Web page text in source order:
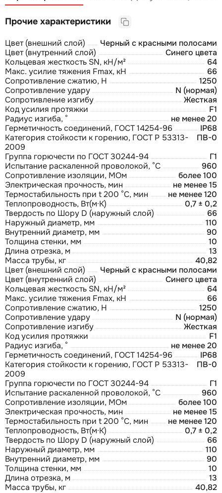
Прочие характеристики
Цвет (внешний слой)
Черный с красными полосами
Цвет (внутренний слой)
Синего цвета
Кольцевая жесткость SN, кН/м²
64
Макс. усилие тяжения Fmax, кН
66
Сопротивление сжатию, Н
1250
Сопротивление удару
N (нормая)
Сопротивление изгибу
Жесткая
Код усилия протяжки
F1
Радиус изгиба, °
не менее 20
Герметичность соединений, ГОСТ 14254-96
IP68
Категория стойкости к горению, ГОСТ Р 53313-
2009
ПВ-0
Группа горючести по ГОСТ 30244-94
Г1
Испытание раскаленной проволокой, °С
960
Сопротивление изоляции, МОм
более 100
Электрическая прочность, мин
не менее 15
Термостабильность при t 200 °С, мин
не менее 120
Теплопроводность, Вт(м·К)
0,7 ± 0,2
Твердость по Шору D (наружный слой)
66
Наружный диаметр, мм
110
Внутренний диаметр, мм
90
Толщина стенки, мм
10
Длина отрезка, м
13
Масса трубы, кг
40,82
Цвет (внешний слой)
Черный с красными полосами
Цвет (внутренний слой)
Синего цвета
Кольцевая жесткость SN, кН/м²
64
Макс. усилие тяжения Fmax, кН
66
Сопротивление сжатию, Н
1250
Сопротивление удару
N (нормая)
Сопротивление изгибу
Жесткая
Код усилия протяжки
F1
Радиус изгиба, °
не менее 20
Герметичность соединений, ГОСТ 14254-96
IP68
Категория стойкости к горению, ГОСТ Р 53313-
2009
ПВ-0
Группа горючести по ГОСТ 30244-94
Г1
Испытание раскаленной проволокой, °С
960
Сопротивление изоляции, МОм
более 100
Электрическая прочность, мин
не менее 15
Термостабильность при t 200 °С, мин
не менее 120
Теплопроводность, Вт(м·К)
0,7 ± 0,2
Твердость по Шору D (наружный слой)
66
Наружный диаметр, мм
110
Внутренний диаметр, мм
90
Толщина стенки, мм
10
Длина отрезка, м
13
Масса трубы, кг
40,82